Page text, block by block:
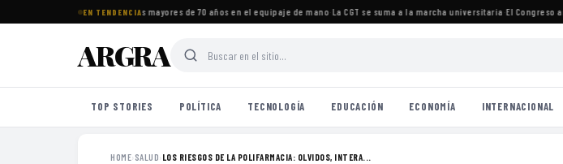
EN TENDENCIA
imprescindibles para viajeros mayores de 70 años en el equipaje de mano·La CGT se suma a la marcha universitaria·El Congreso
ARGRA
TOP STORIES POLÍTICA TECNOLOGÍA EDUCACIÓN ECONOMÍA INTERNACIONAL
HOME› SALUD› LOS RIESGOS DE LA POLIFARMACIA: OLVIDOS, INTERA...